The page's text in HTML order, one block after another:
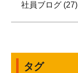
社員ブログ (27)
タグ